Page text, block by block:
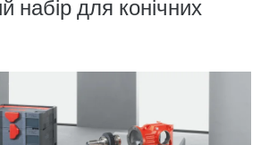
набір для конічних